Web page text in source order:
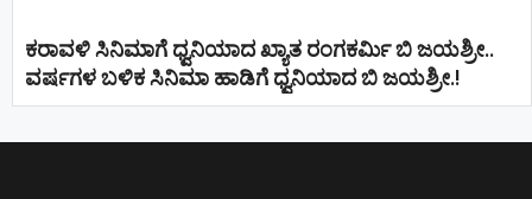
ಕರಾವಳಿ ಸಿನಿಮಾಗೆ ಧ್ವನಿಯಾದ ಖ್ಯಾತ ರಂಗಕರ್ಮಿ ಬಿ ಜಯಶ್ರೀ..
ವರ್ಷಗಳ ಬಳಿಕ ಸಿನಿಮಾ ಹಾಡಿಗೆ ಧ್ವನಿಯಾದ ಬಿ ಜಯಶ್ರೀ.!